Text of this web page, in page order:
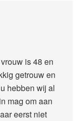
is 48 en
getrouw en
hebben wij al
mag om aan
eerst niet